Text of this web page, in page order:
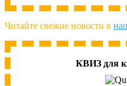
Читайте свежие новости в
КВИЗ для